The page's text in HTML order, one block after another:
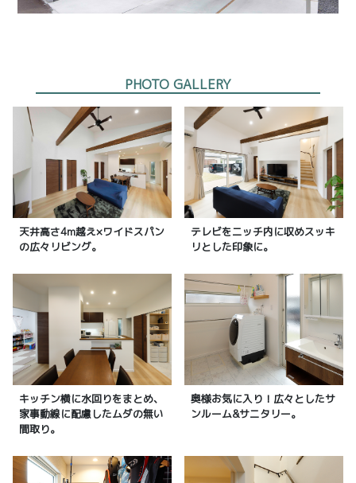
PHOTO GALLERY
天井高さ4m越え×ワイドスパン
の広々リビング。
テレビをニッチ内に収めスッキ
リとした印象に。
キッチン横に水回りをまとめ、
家事動線に配慮したムダの無い
間取り。
奥様お気に入り！広々としたサ
ンルーム&サニタリー。